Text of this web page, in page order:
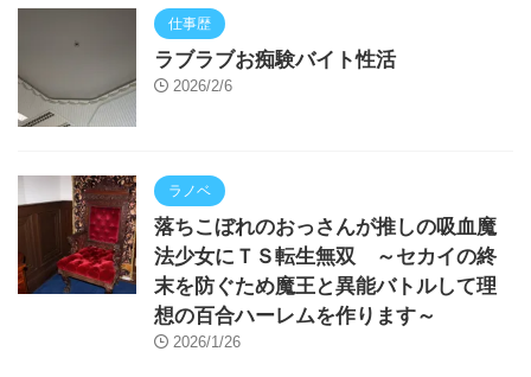
仕事歴
ラブラブお痴験バイト性活
2026/2/6
ラノベ
落ちこぼれのおっさんが推しの吸血魔
法少女にＴＳ転生無双 ～セカイの終
末を防ぐため魔王と異能バトルして理
想の百合ハーレムを作ります～
2026/1/26